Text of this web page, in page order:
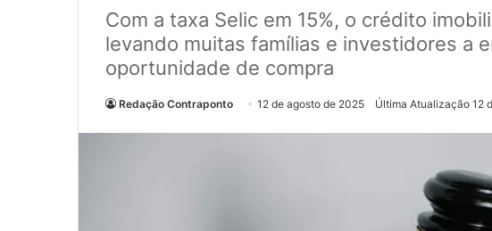
Com a taxa Selic em 15%, o crédito
levando muitas famílias e investidores a
oportunidade de compra
Redação Contraponto 12 de agosto de 2025 Última Atualização 12